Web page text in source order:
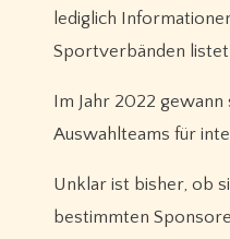
lediglich
Sportverbänden listet
Im Jahr 2022
Auswahlteams für
Unklar ist bisher, ob
bestimmten